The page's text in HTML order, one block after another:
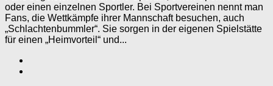
oder einen einzelnen Sportler. Bei Sportvereinen nennt man
Fans, die Wettkämpfe ihrer Mannschaft besuchen, auch
„Schlachtenbummler“. Sie sorgen in der eigenen Spielstätte
für einen „Heimvorteil“ und...